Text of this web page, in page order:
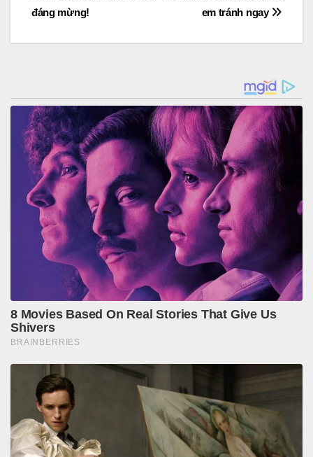
em tránh ngay
đáng mừng!